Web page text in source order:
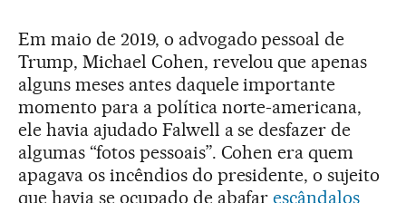
Em maio de 2019, o advogado pessoal de
Trump, Michael Cohen, revelou que apenas
alguns meses antes daquele importante
momento para a política norte-americana,
ele havia ajudado Falwell a se desfazer de
algumas “fotos pessoais”. Cohen era quem
apagava os incêndios do presidente, o sujeito
que havia se ocupado de abafarescândalos